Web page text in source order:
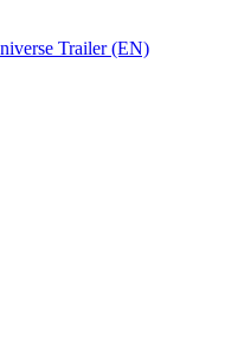
Trailer (EN)